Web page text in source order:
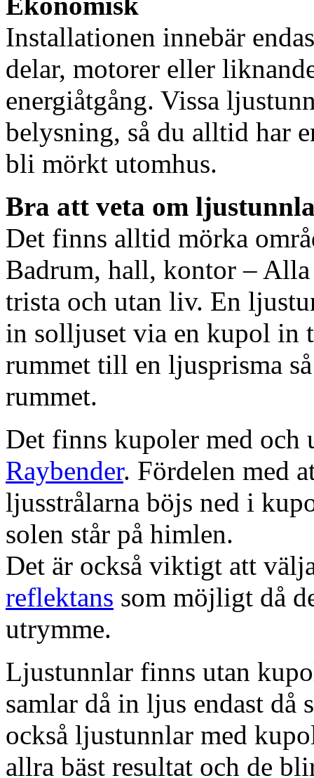
Installationen innebär
delar, motorer eller
energiåtgång. Vissa
belysning, så du alltid har
bli mörkt utomhus.
Bra att veta om
Det finns alltid mörka
Badrum, hall, kontor – Alla
trista och utan liv. En
in solljuset via en kupol in
rummet till en ljusprisma
rummet.
Det finns kupoler med och
Raybender. Fördelen med
ljusstrålarna böjs ned i
solen står på himlen.
Det är också viktigt att
reflektans som möjligt då
utrymme.
Ljustunnlar finns utan
samlar då in ljus endast då
också ljustunnlar med
allra bäst resultat och de